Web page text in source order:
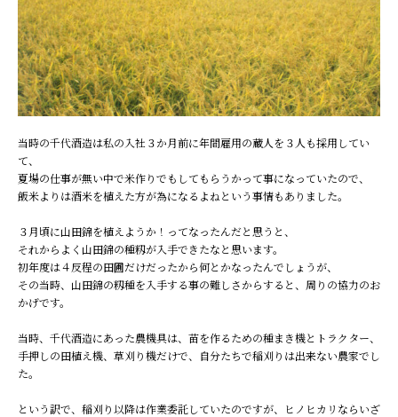
当時の千代酒造は私の入社３か月前に年間雇用の蔵人を３人も採用してい
て、
夏場の仕事が無い中で米作りでもしてもらうかって事になっていたので、
飯米よりは酒米を植えた方が為になるよねという事情もありました。
３月頃に山田錦を植えようか！ってなったんだと思うと、
それからよく山田錦の種籾が入手できたなと思います。
初年度は４反程の田圃だけだったから何とかなったんでしょうが、
その当時、山田錦の籾種を入手する事の難しさからすると、周りの協力のお
かげです。
当時、千代酒造にあった農機具は、苗を作るための種まき機とトラクター、
手押しの田植え機、草刈り機だけで、自分たちで稲刈りは出来ない農家でし
た。
という訳で、稲刈り以降は作業委託していたのですが、ヒノヒカリならいざ